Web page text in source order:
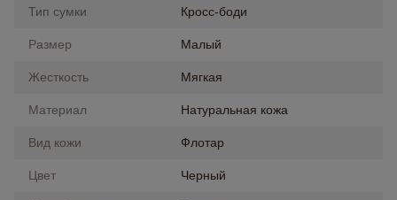
Тип сумки Кросс-боди
Размер Малый
Жесткость Мягкая
Материал Натуральная кожа
Вид кожи Флотар
Цвет Черный